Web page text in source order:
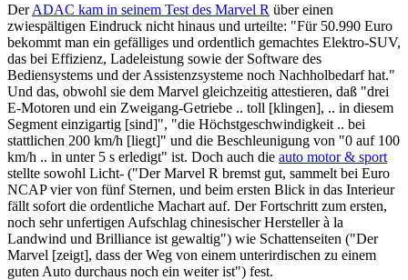
DerADAC kam in seinem Test des Marvel R über einen
zwiespältigen Eindruck nicht hinaus und urteilte: "Für 50.990 Euro
bekommt man ein gefälliges und ordentlich gemachtes Elektro-SUV,
das bei Effizienz, Ladeleistung sowie der Software des
Bediensystems und der Assistenzsysteme noch Nachholbedarf hat."
Und das, obwohl sie dem Marvel gleichzeitig attestieren, daß "drei
E-Motoren und ein Zweigang-Getriebe .. toll [klingen], .. in diesem
Segment einzigartig [sind]", "die Höchstgeschwindigkeit .. bei
stattlichen 200 km/h [liegt]" und die Beschleunigung von "0 auf 100
km/h .. in unter 5 s erledigt" ist. Doch auch die auto motor & sport
stellte sowohl Licht- ("Der Marvel R bremst gut, sammelt bei Euro
NCAP vier von fünf Sternen, und beim ersten Blick in das Interieur
fällt sofort die ordentliche Machart auf. Der Fortschritt zum ersten,
noch sehr unfertigen Aufschlag chinesischer Hersteller à la
Landwind und Brilliance ist gewaltig") wie Schattenseiten ("Der
Marvel [zeigt], dass der Weg von einem unterirdischen zu einem
guten Auto durchaus noch ein weiter ist") fest.